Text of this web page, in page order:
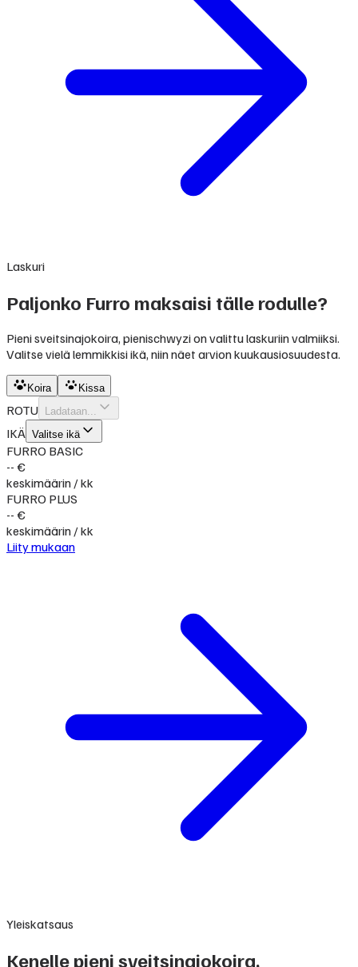
Laskuri
Paljonko Furro maksaisi tälle rodulle?
Pieni sveitsinajokoira, pienischwyzi on valittu laskuriin valmiiksi.
Valitse vielä lemmikkisi ikä, niin näet arvion kuukausiosuudesta.
Koira Kissa
ROTU Ladataan...
IKÄ Valitse ikä
FURRO BASIC
-- €
keskimäärin / kk
FURRO PLUS
-- €
keskimäärin / kk
Liity mukaan
Yleiskatsaus
Kenelle pieni sveitsinajokoira,